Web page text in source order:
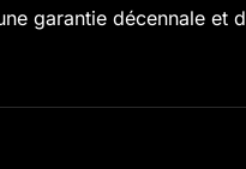
garantie décennale et